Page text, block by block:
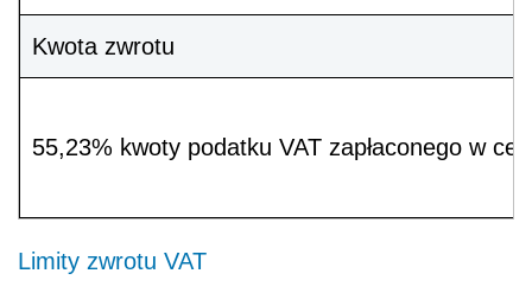
Kwota zwrotu
55,23% kwoty podatku VAT zapłaconego w
Limity zwrotu VAT